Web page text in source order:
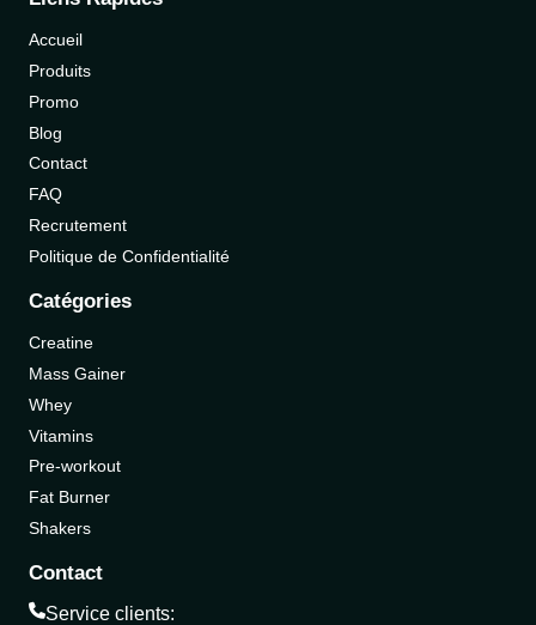
Accueil
Produits
Promo
Blog
Contact
FAQ
Recrutement
Politique de Confidentialité
Catégories
Creatine
Mass Gainer
Whey
Vitamins
Pre-workout
Fat Burner
Shakers
Contact
Service clients: